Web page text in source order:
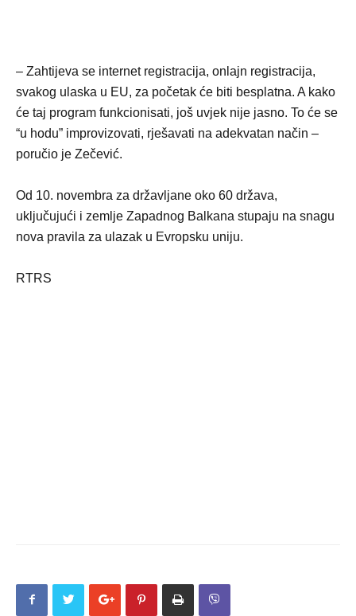
– Zahtijeva se internet registracija, onlajn registracija,
svakog ulaska u EU, za početak će biti besplatna. A kako
će taj program funkcionisati, još uvjek nije jasno. To će se
“u hodu” improvizovati, rješavati na adekvatan način –
poručio je Zečević.
Od 10. novembra za državljane oko 60 država,
uključujući i zemlje Zapadnog Balkana stupaju na snagu
nova pravila za ulazak u Evropsku uniju.
RTRS